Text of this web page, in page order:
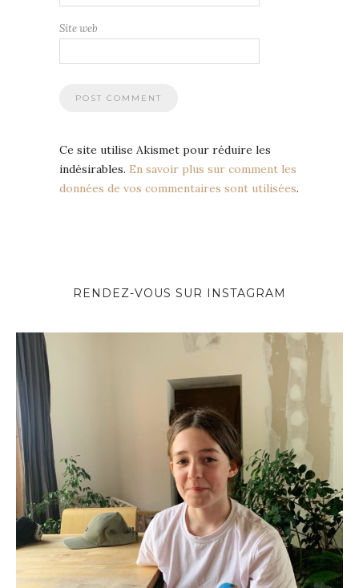
Site web
Ce site utilise Akismet pour réduire les
indésirables. En savoir plus sur comment les
données de vos commentaires sont utilisées.
RENDEZ-VOUS SUR INSTAGRAM